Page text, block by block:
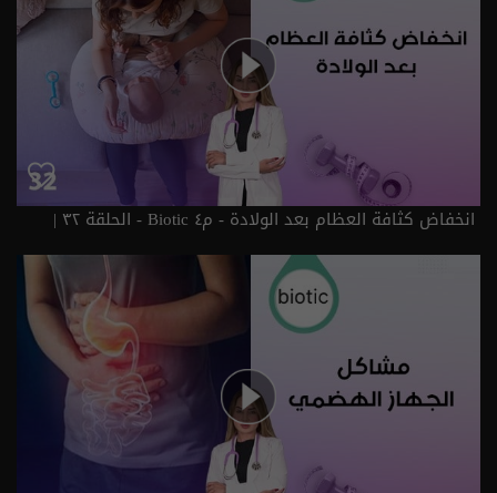
انخفاض كثافة العظام بعد الولادة - م٤ Biotic - الحلقة ٣٢ |
الموسم 4